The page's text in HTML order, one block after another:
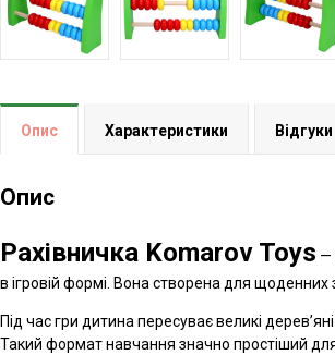
Опис Характеристики Відгуки
Опис
Рахівничка Komarov Toys —
в ігровій формі. Вона створена для
Під час гри дитина пересуває великі
Такий формат навчання значно простіший